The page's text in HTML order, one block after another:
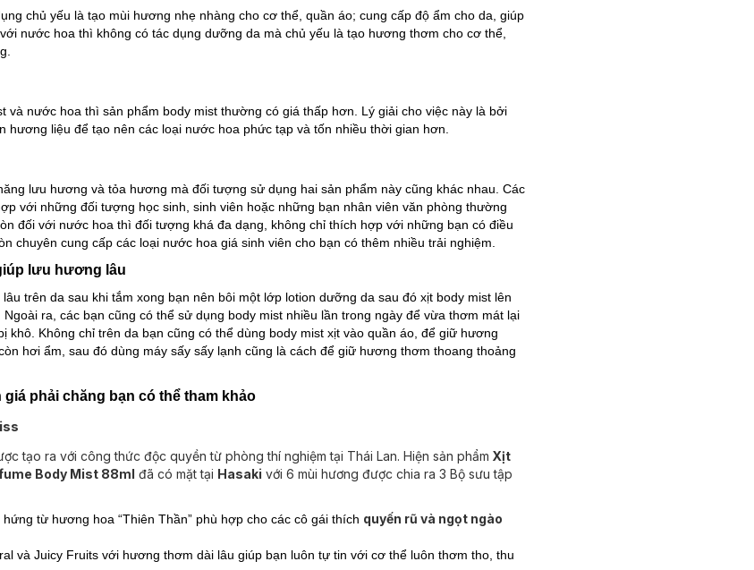
chủ yếu là tạo mùi hương nhẹ nhàng cho cơ thể, quần áo; cung cấp độ ẩm cho da, giúp
nước hoa thì không có tác dụng dưỡng da mà chủ yếu là tạo hương thơm cho cơ thể,
và nước hoa thì sản phẩm body mist thường có giá thấp hơn. Lý giải cho việc này là bởi
hương liệu để tạo nên các loại nước hoa phức tạp và tốn nhiều thời gian hơn.
lưu hương và tỏa hương mà đối tượng sử dụng hai sản phẩm này cũng khác nhau. Các
với những đối tượng học sinh, sinh viên hoặc những bạn nhân viên văn phòng thường
đối với nước hoa thì đối tượng khá đa dạng, không chỉ thích hợp với những bạn có điều
chuyên cung cấp các loại nước hoa giá sinh viên cho bạn có thêm nhiều trải nghiệm.
lưu hương lâu
trên da sau khi tắm xong bạn nên bôi một lớp lotion dưỡng da sau đó xịt body mist lên
ra, các bạn cũng có thể sử dụng body mist nhiều lần trong ngày để vừa thơm mát lại
khô. Không chỉ trên da bạn cũng có thể dùng body mist xịt vào quần áo, để giữ hương
hơi ẩm, sau đó dùng máy sấy sấy lạnh cũng là cách để giữ hương thơm thoang thoảng
giá phải chăng bạn có thể tham khảo
tạo ra với công thức độc quyền từ phòng thí nghiệm tại Thái Lan. Hiện sản phẩm Xịt
Body Mist 88ml đã có mặt tại Hasaki với 6 mùi hương được chia ra 3 Bộ sưu tập
từ hương hoa “Thiên Thần” phù hợp cho các cô gái thích quyến rũ và ngọt ngào
và Juicy Fruits với hương thơm dài lâu giúp bạn luôn tự tin với cơ thể luôn thơm tho, thu